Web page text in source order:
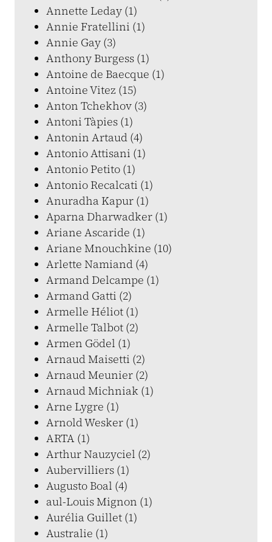
Annette Leday (1)
Annie Fratellini (1)
Annie Gay (3)
Anthony Burgess (1)
Antoine de Baecque (1)
Antoine Vitez (15)
Anton Tchekhov (3)
Antoni Tàpies (1)
Antonin Artaud (4)
Antonio Attisani (1)
Antonio Petito (1)
Antonio Recalcati (1)
Anuradha Kapur (1)
Aparna Dharwadker (1)
Ariane Ascaride (1)
Ariane Mnouchkine (10)
Arlette Namiand (4)
Armand Delcampe (1)
Armand Gatti (2)
Armelle Héliot (1)
Armelle Talbot (2)
Armen Gödel (1)
Arnaud Maisetti (2)
Arnaud Meunier (2)
Arnaud Michniak (1)
Arne Lygre (1)
Arnold Wesker (1)
ARTA (1)
Arthur Nauzyciel (2)
Aubervilliers (1)
Augusto Boal (4)
aul-Louis Mignon (1)
Aurélia Guillet (1)
Australie (1)